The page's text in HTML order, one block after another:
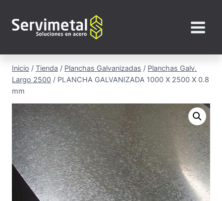
contenido
Inicio / Tienda / Planchas Galvanizadas / Planchas Galv.
Largo 2500 / PLANCHA GALVANIZADA 1000 X 2500 X 0.8
mm